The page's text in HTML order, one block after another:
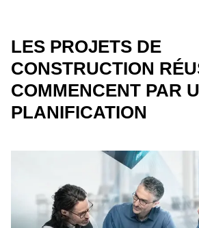
LES PROJETS DE
CONSTRUCTION
COMMENCENT PAR
PLANIFICATION